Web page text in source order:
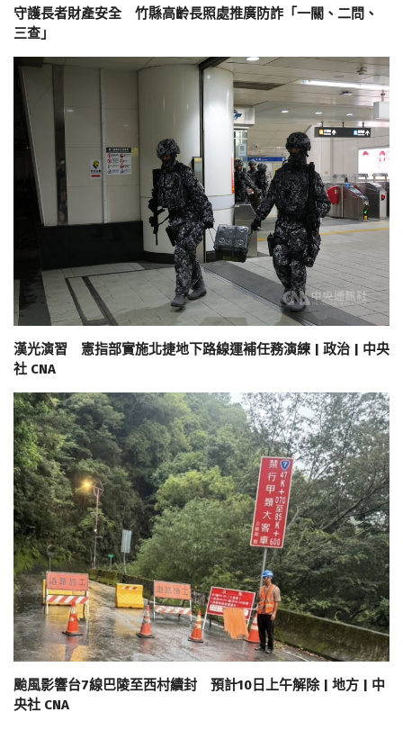
守護長者財產安全 竹縣高齡長照處推廣防詐「一關、二問、
三查」
漢光演習 憲指部實施北捷地下路線運補任務演練 | 政治 | 中央
社 CNA
颱風影響台7線巴陵至西村續封 預計10日上午解除 | 地方 | 中
央社 CNA